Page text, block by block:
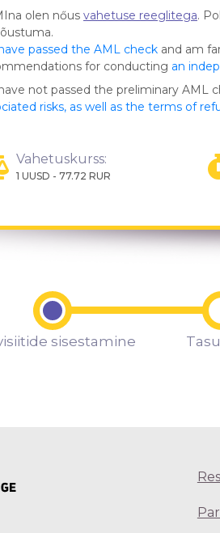
olen nőus vahetuse reeglitega.
have passed the AML check and am
for conducting an
not passed the preliminary AML
risks, as well as the terms of
Vahetuskurss:
1 UUSD - 77.72 RUR
sisestamine